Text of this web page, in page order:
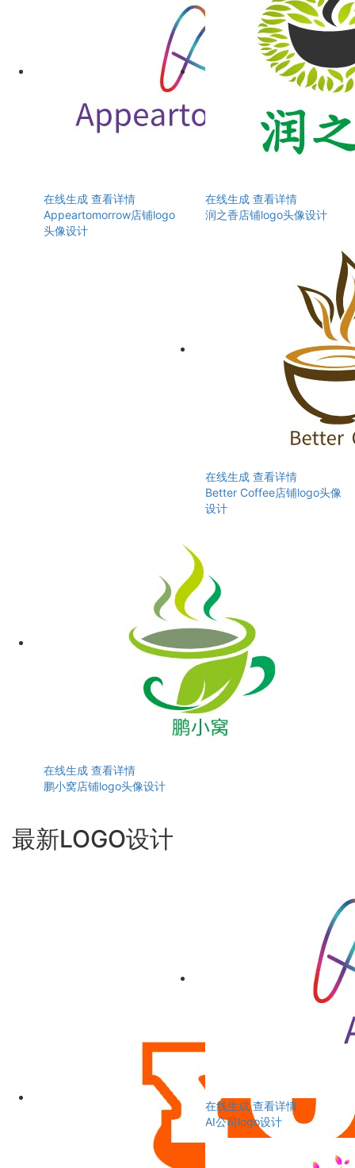
在线生成 查看详情
Appeartomorrow店铺logo
头像设计
在线生成 查看详情
润之香店铺logo头像设计
在线生成 查看详情
Better Coffee店铺logo头像
设计
在线生成 查看详情
鹏小窝店铺logo头像设计
最新LOGO设计
在线生成 查看详情
AI公司logo设计